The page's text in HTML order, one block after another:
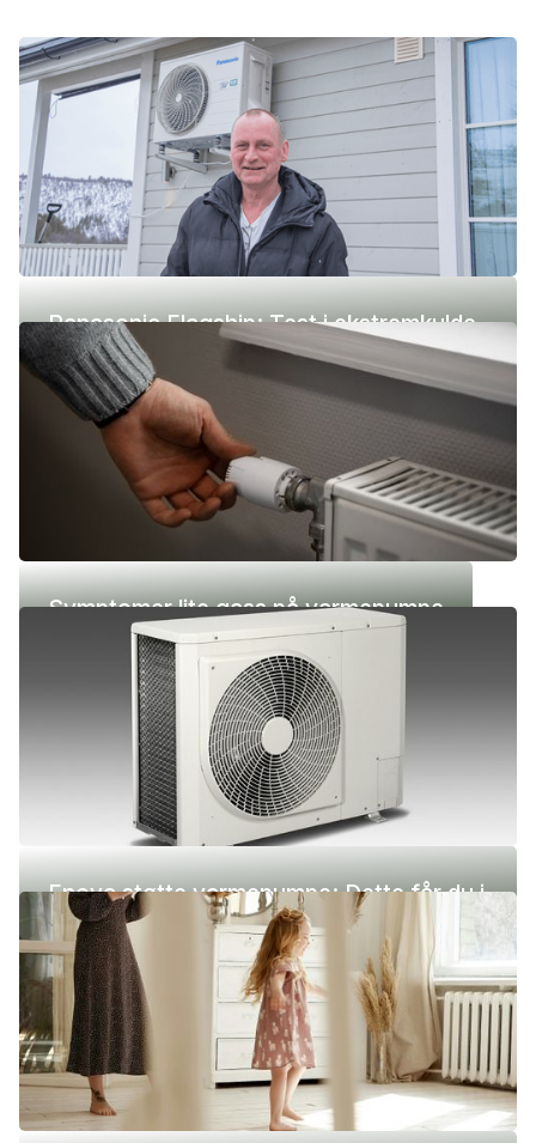
Panasonic Flagship: Test i ekstremkulde
(-42 °C)
Symptomer lite gass på varmepumpe
Enova støtte varmepumpe: Dette får du i
2026